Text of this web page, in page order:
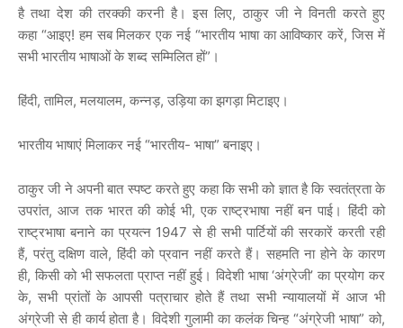
है तथा देश की तरक्की करनी है। इस लिए, ठाकुर जी ने विनती करते हुए
कहा “आइए! हम सब मिलकर एक नई “भारतीय भाषा का आविष्कार करें, जिस में
सभी भारतीय भाषाओं के शब्द सम्मिलित हों”।
हिंदी, तामिल, मलयालम, कन्नड़, उड़िया का झगड़ा मिटाइए।
भारतीय भाषाएं मिलाकर नई “भारतीय- भाषा” बनाइए।
ठाकुर जी ने अपनी बात स्पष्ट करते हुए कहा कि सभी को ज्ञात है कि स्वतंत्रता के
उपरांत, आज तक भारत की कोई भी, एक राष्ट्रभाषा नहीं बन पाई। हिंदी को
राष्ट्रभाषा बनाने का प्रयत्न 1947 से ही सभी पार्टियों की सरकारें करती रही
हैं, परंतु दक्षिण वाले, हिंदी को प्रवान नहीं करते हैं। सहमति ना होने के कारण
ही, किसी को भी सफलता प्राप्त नहीं हुई। विदेशी भाषा ‘अंग्रेजी’ का प्रयोग कर
के, सभी प्रांतों के आपसी पत्राचार होते हैं तथा सभी न्यायालयों में आज भी
अंग्रेजी से ही कार्य होता है। विदेशी गुलामी का कलंक चिन्ह “अंग्रेजी भाषा” को,